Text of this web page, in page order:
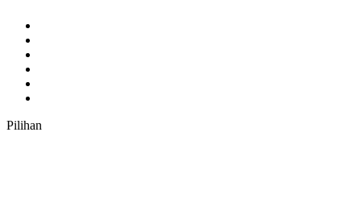
Pilihan